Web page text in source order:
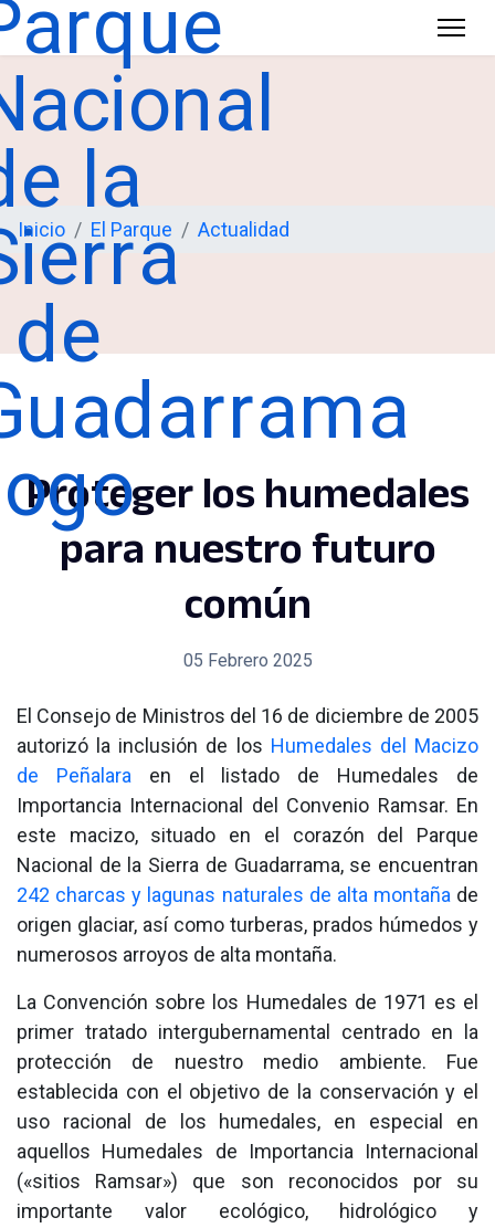
Inicio El Parque Actualidad
Proteger los humedales
para nuestro futuro
común
05 Febrero 2025
El Consejo de Ministros del 16 de diciembre de 2005
autorizó la inclusión de los Humedales del Macizo
de Peñalara en el listado de Humedales de
Importancia Internacional del Convenio Ramsar. En
este macizo, situado en el corazón del Parque
Nacional de la Sierra de Guadarrama, se encuentran
242 charcas y lagunas naturales de alta montaña de
origen glaciar, así como turberas, prados húmedos y
numerosos arroyos de alta montaña.
La Convención sobre los Humedales de 1971 es el
primer tratado intergubernamental centrado en la
protección de nuestro medio ambiente. Fue
establecida con el objetivo de la conservación y el
uso racional de los humedales, en especial en
aquellos Humedales de Importancia Internacional
(«sitios Ramsar») que son reconocidos por su
importante valor ecológico, hidrológico y